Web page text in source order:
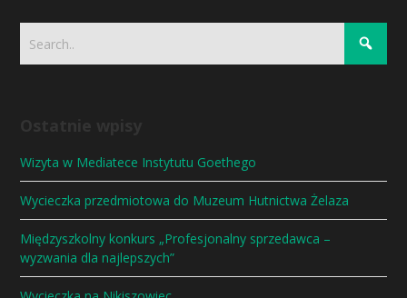
Wizyta w Mediatece Instytutu Goethego
Wycieczka przedmiotowa do Muzeum Hutnictwa Żelaza
Międzyszkolny konkurs „Profesjonalny sprzedawca –
wyzwania dla najlepszych”